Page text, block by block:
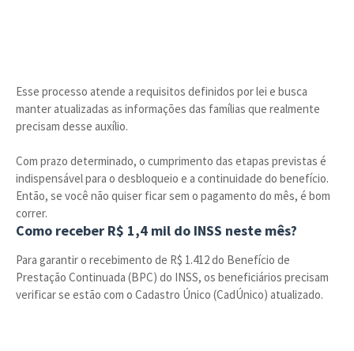
Esse processo atende a requisitos definidos por lei e busca
manter atualizadas as informações das famílias que realmente
precisam desse auxílio.
Com prazo determinado, o cumprimento das etapas previstas é
indispensável para o desbloqueio e a continuidade do benefício.
Então, se você não quiser ficar sem o pagamento do mês, é bom
correr.
Como receber R$ 1,4 mil do INSS neste mês?
Para garantir o recebimento de R$ 1.412 do Benefício de
Prestação Continuada (BPC) do INSS, os beneficiários precisam
verificar se estão com o Cadastro Único (CadÚnico) atualizado.